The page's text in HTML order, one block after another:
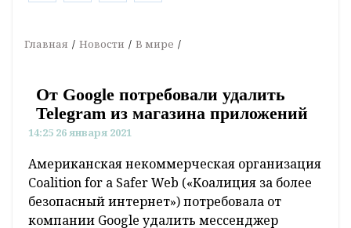
Главная Новости В мире
От Google потребовали удалить
Telegram из магазина приложений
14:25 26 января 2021